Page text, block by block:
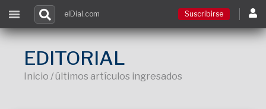
elDial.com Suscribirse
EDITORIAL
Inicio / últimos artículos ingresados